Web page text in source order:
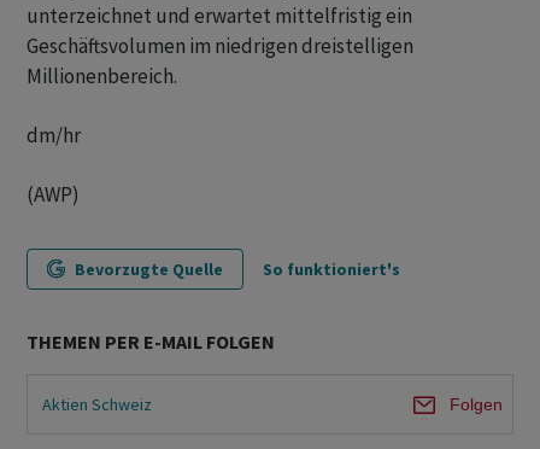
unterzeichnet und erwartet mittelfristig ein
Geschäftsvolumen im niedrigen dreistelligen
Millionenbereich.
dm/hr
(AWP)
Bevorzugte Quelle So funktioniert's
THEMEN PER E-MAIL FOLGEN
Aktien Schweiz Folgen